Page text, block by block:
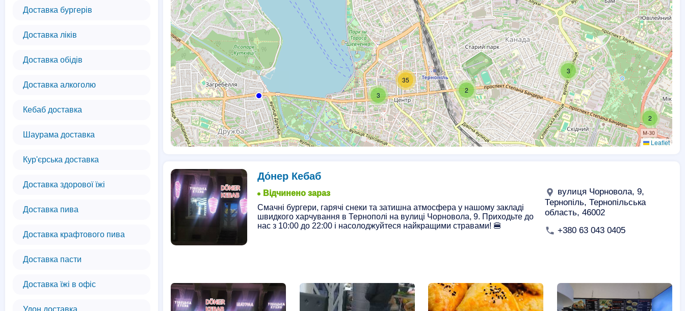
Доставка бургерів
Доставка ліків
Доставка обідів
Доставка алкоголю
Кебаб доставка
Шаурама доставка
Кур'єрська доставка
Доставка здорової їжі
Доставка пива
Доставка крафтового пива
Доставка пасти
Доставка їжі в офіс
Удон доставка
2
2
3
3
35
Leaflet
До́нер Кебаб
Відчинено зараз
Смачні бургери, гарячі снеки та затишна атмосфера у нашому закладі
швидкого харчування в Тернополі на вулиці Чорновола, 9. Приходьте до
нас з 10:00 до 22:00 і насолоджуйтеся найкращими стравами! 🍔
вулиця Чорновола, 9,
Тернопіль, Тернопільська
область, 46002
+380 63 043 0405